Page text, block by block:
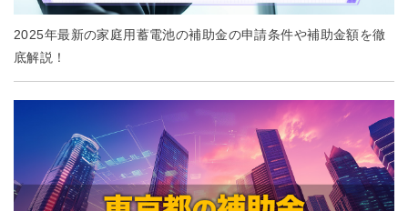
2025年最新の家庭用蓄電池の補助金の申請条件や補助金額を徹
底解説！